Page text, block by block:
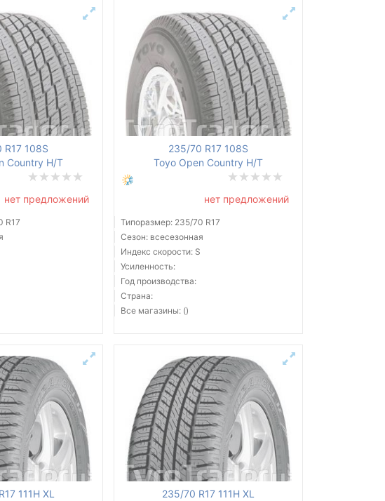
R17 108S
Country H/T
нет предложений
R17
235/70 R17 108S
Toyo Open Country H/T
нет предложений
Типоразмер: 235/70 R17
Сезон: всесезонная
Индекс скорости: S
Усиленность:
Год производства:
Страна:
Все магазины: ()
111H XL
235/70 R17 111H XL